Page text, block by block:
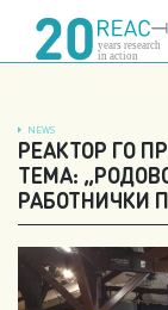
content
NEWS
РЕАКТОР ГО
ТЕМА:
РАБОТНИЧКИ